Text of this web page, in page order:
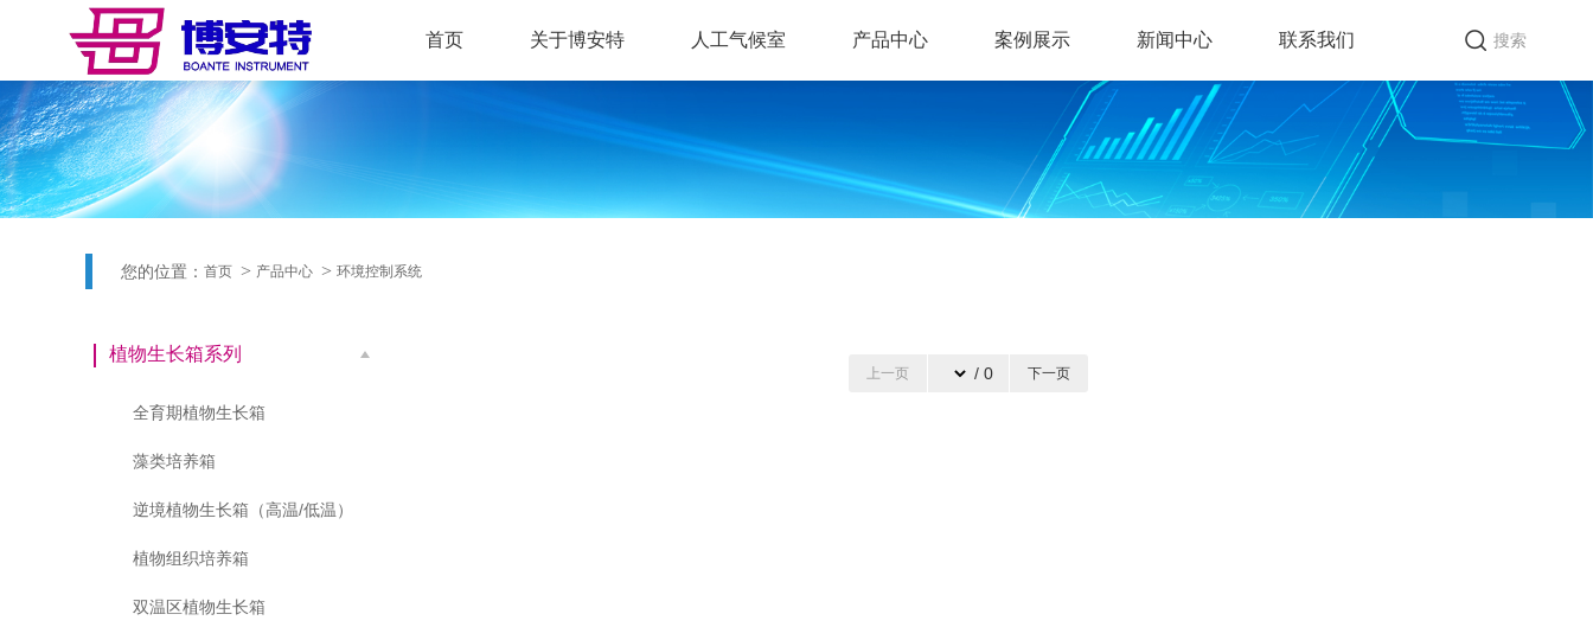
首页 关于博安特 人工气候室 产品中心 案例展示 新闻中心 联系我们 搜索
您的位置： 首页 产品中心 环境控制系统
植物生长箱系列
全育期植物生长箱
藻类培养箱
逆境植物生长箱（高温/低温）
植物组织培养箱
双温区植物生长箱
上一页 / 0 下一页